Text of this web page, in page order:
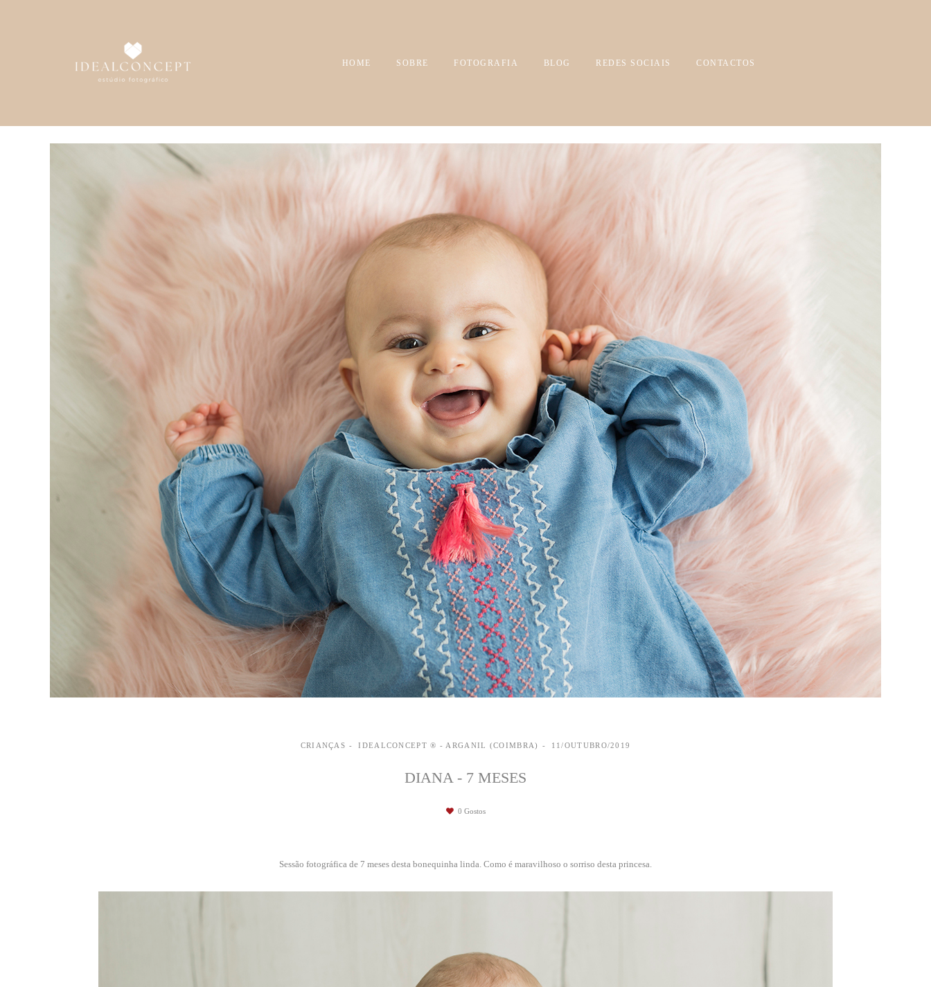
HOME SOBRE FOTOGRAFIA BLOG REDES SOCIAIS CONTACTOS
CRIANÇAS IDEALCONCEPT ® - ARGANIL (COIMBRA) 11/OUTUBRO/2019
DIANA - 7 MESES
0 Gostos
Sessão fotográfica de 7 meses desta bonequinha linda. Como é maravilhoso o sorriso desta princesa.